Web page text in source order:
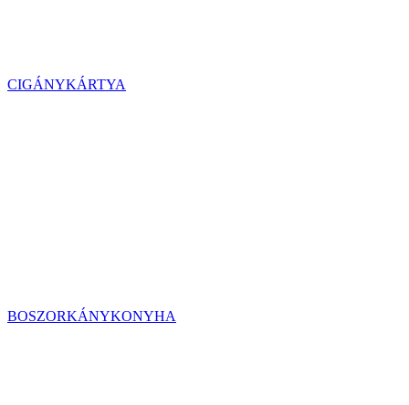
CIGÁNYKÁRTYA
BOSZORKÁNYKONYHA